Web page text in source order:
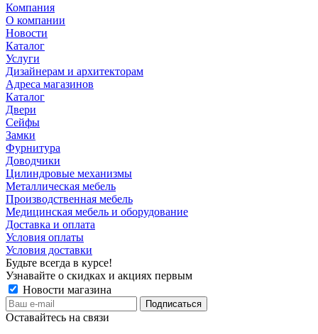
Компания
О компании
Новости
Каталог
Услуги
Дизайнерам и архитекторам
Адреса магазинов
Каталог
Двери
Сейфы
Замки
Фурнитура
Доводчики
Цилиндровые механизмы
Металлическая мебель
Производственная мебель
Медицинская мебель и оборудование
Доставка и оплата
Условия оплаты
Условия доставки
Будьте всегда в курсе!
Узнавайте о скидках и акциях первым
Новости магазина
Оставайтесь на связи